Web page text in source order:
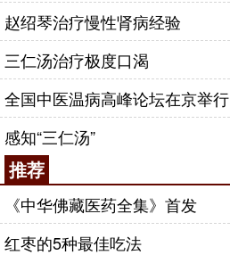
赵绍琴治疗慢性肾病经验
三仁汤治疗极度口渴
全国中医温病高峰论坛在京举行
感知“三仁汤”
推荐
《中华佛藏医药全集》首发
红枣的5种最佳吃法